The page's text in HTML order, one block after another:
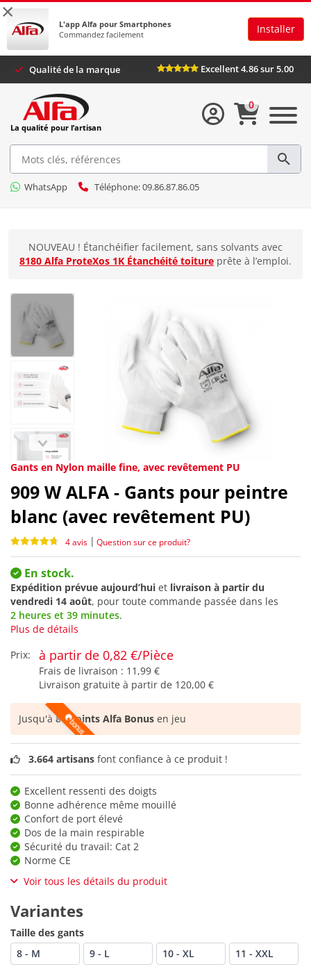
×
L'app Alfa pour Smartphones
Commandez facilement
Installer
Qualité de la marque Excellent 4.86 sur
La qualité pour l’artisan
WhatsApp Téléphone: 09.86.87.86.05
0
NOUVEAU ! Étanchéifier facilement, sans solvants avec
8180 Alfa ProteXos 1K Étanchéité toiture prête à l’emploi.
Gants en Nylon maille fine, avec revêtement PU
909 W ALFA - Gants pour peintre
blanc (avec revêtement PU)
4 avis | Question sur ce produit?
En stock.
Expédition prévue aujourd’hui et livraison à partir du
vendredi 14 août, pour toute commande passée dans les
2 heures et 39 minutes.
Plus de détails
Prix:
à partir de 0,82 €/Pièce
Frais de livraison : 11,99 €
Livraison gratuite à partir de 120,00 €
Jusqu'à81 points Alfa Bonus en jeu
3.664 artisans font confiance à ce produit !
Excellent ressenti des doigts
Bonne adhérence même mouillé
Confort de port élevé
Dos de la main respirable
Sécurité du travail: Cat 2
Norme CE
Voir tous les détails du produit
Variantes
Taille des gants
8 - M
9 - L 10 - XL 11 - XXL